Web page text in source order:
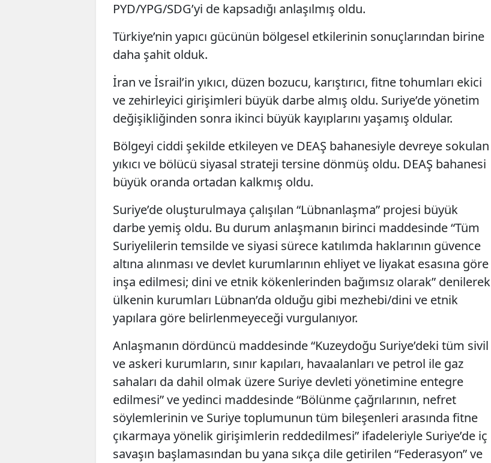
PYD/YPG/SDG’yi de kapsadığı anlaşılmış oldu.
Türkiye’nin yapıcı gücünün bölgesel etkilerinin sonuçlarından birine
daha şahit olduk.
İran ve İsrail’in yıkıcı, düzen bozucu, karıştırıcı, fitne tohumları ekici
ve zehirleyici girişimleri büyük darbe almış oldu. Suriye’de yönetim
değişikliğinden sonra ikinci büyük kayıplarını yaşamış oldular.
Bölgeyi ciddi şekilde etkileyen ve DEAŞ bahanesiyle devreye sokulan
yıkıcı ve bölücü siyasal strateji tersine dönmüş oldu. DEAŞ bahanesi
büyük oranda ortadan kalkmış oldu.
Suriye’de oluşturulmaya çalışılan “Lübnanlaşma” projesi büyük
darbe yemiş oldu. Bu durum anlaşmanın birinci maddesinde “Tüm
Suriyelilerin temsilde ve siyasi sürece katılımda haklarının güvence
altına alınması ve devlet kurumlarının ehliyet ve liyakat esasına göre
inşa edilmesi; dini ve etnik kökenlerinden bağımsız olarak” denilerek
ülkenin kurumları Lübnan’da olduğu gibi mezhebi/dini ve etnik
yapılara göre belirlenmeyeceği vurgulanıyor.
Anlaşmanın dördüncü maddesinde “Kuzeydoğu Suriye’deki tüm sivil
ve askeri kurumların, sınır kapıları, havaalanları ve petrol ile gaz
sahaları da dahil olmak üzere Suriye devleti yönetimine entegre
edilmesi” ve yedinci maddesinde “Bölünme çağrılarının, nefret
söylemlerinin ve Suriye toplumunun tüm bileşenleri arasında fitne
çıkarmaya yönelik girişimlerin reddedilmesi” ifadeleriyle Suriye’de iç
savaşın başlamasından bu yana sıkça dile getirilen “Federasyon” ve